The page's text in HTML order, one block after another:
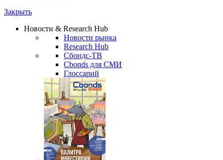
Закрыть
Новости & Research Hub
Новости рынка
Research Hub
Сбондс-ТВ
Cbonds для СМИ
Глоссарий